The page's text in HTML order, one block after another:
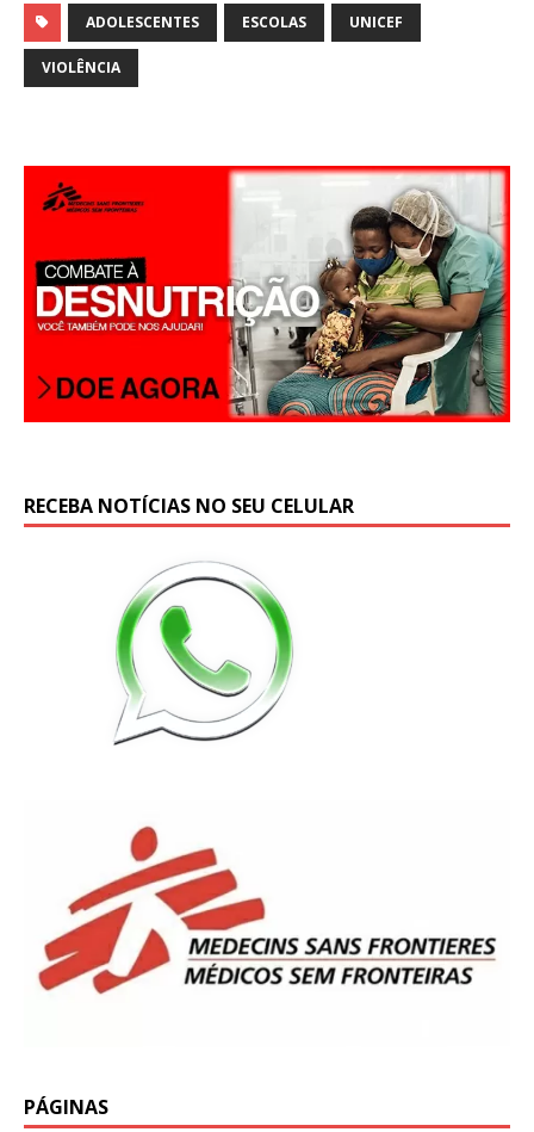
at
s
p
ai
l
ar
ADOLESCENTES ESCOLAS UNICEF
VIOLÊNCIA
RECEBA NOTÍCIAS NO SEU CELULAR
PÁGINAS